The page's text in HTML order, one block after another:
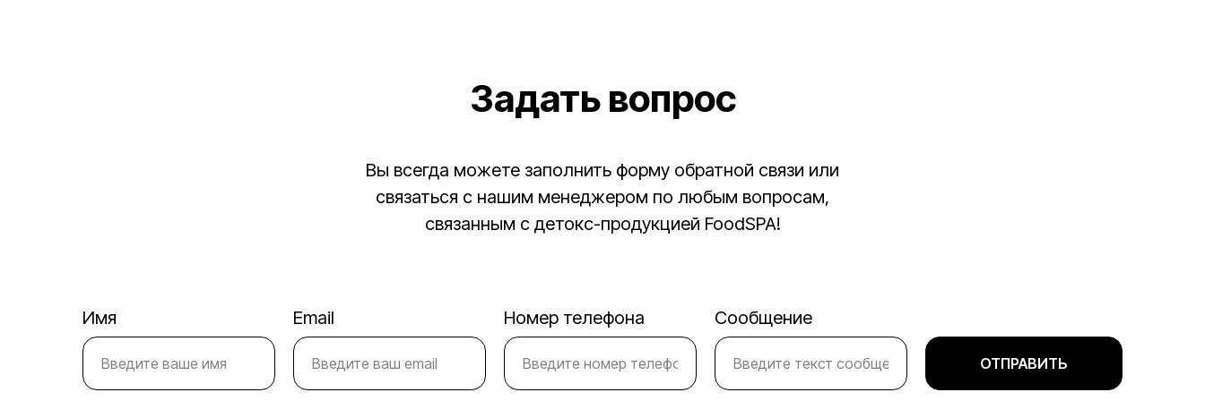
Задать вопрос
Вы всегда можете заполнить форму обратной связи или
связаться с нашим менеджером по любым вопросам,
связанным с детокс-продукцией FoodSPA!
Имя Email Номер телефона Сообщение
ОТПРАВИТЬ
Политика конфиденциальности
Договор публичной оферты
ИП Мараховская Наталья Васильевна
2025 FoodSPA. Все права защищены